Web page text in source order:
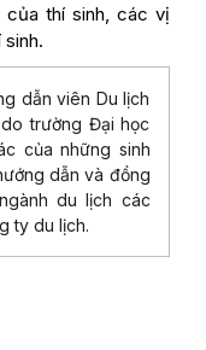
thí sinh, các vị
sinh.
dẫn viên Du lịch
trường Đại học
của những sinh
dẫn và đồng
du lịch các
ty du lịch.